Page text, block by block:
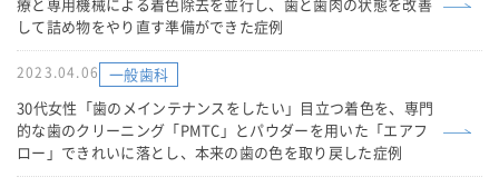
療と専用機械による着色除去を並行し、歯と歯肉の状態を改善
して詰め物をやり直す準備ができた症例
2023.04.06 一般歯科
30代女性「歯のメインテナンスをしたい」目立つ着色を、専門
的な歯のクリーニング「PMTC」とパウダーを用いた「エアフ
ロー」できれいに落とし、本来の歯の色を取り戻した症例